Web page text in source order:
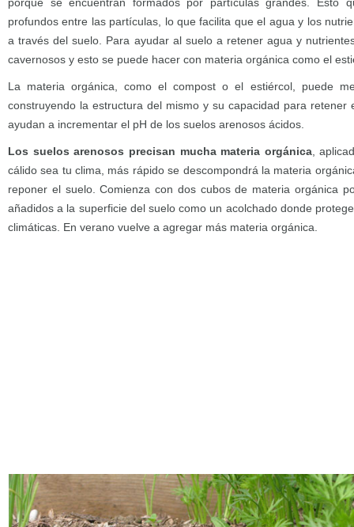
profundos entre las partículas, lo que facilita que el agua y los
a través del suelo. Para ayudar al suelo a retener agua y
cavernosos y esto se puede hacer con materia orgánica como el
La materia orgánica, como el compost o el estiércol, puede
construyendo la estructura del mismo y su capacidad para retener
ayudan a incrementar el pH de los suelos arenosos ácidos.
Los suelos arenosos precisan mucha materia orgánica,
cálido sea tu clima, más rápido se descompondrá la materia
reponer el suelo. Comienza con dos cubos de materia orgánica
añadidos a la superficie del suelo como un acolchado donde
climáticas. En verano vuelve a agregar más materia orgánica.